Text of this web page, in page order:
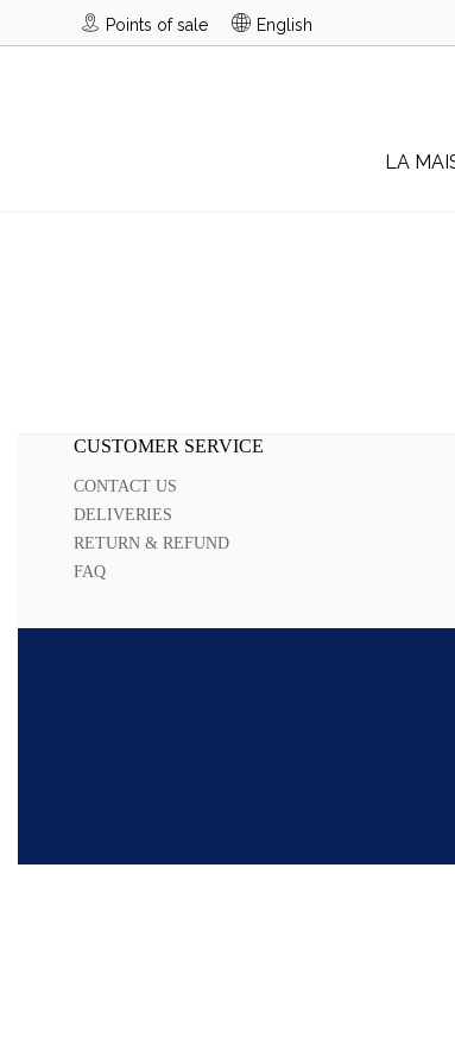
Points of sale English
LA
CUSTOMER SERVICE
CONTACT US
DELIVERIES
RETURN & REFUND
FAQ